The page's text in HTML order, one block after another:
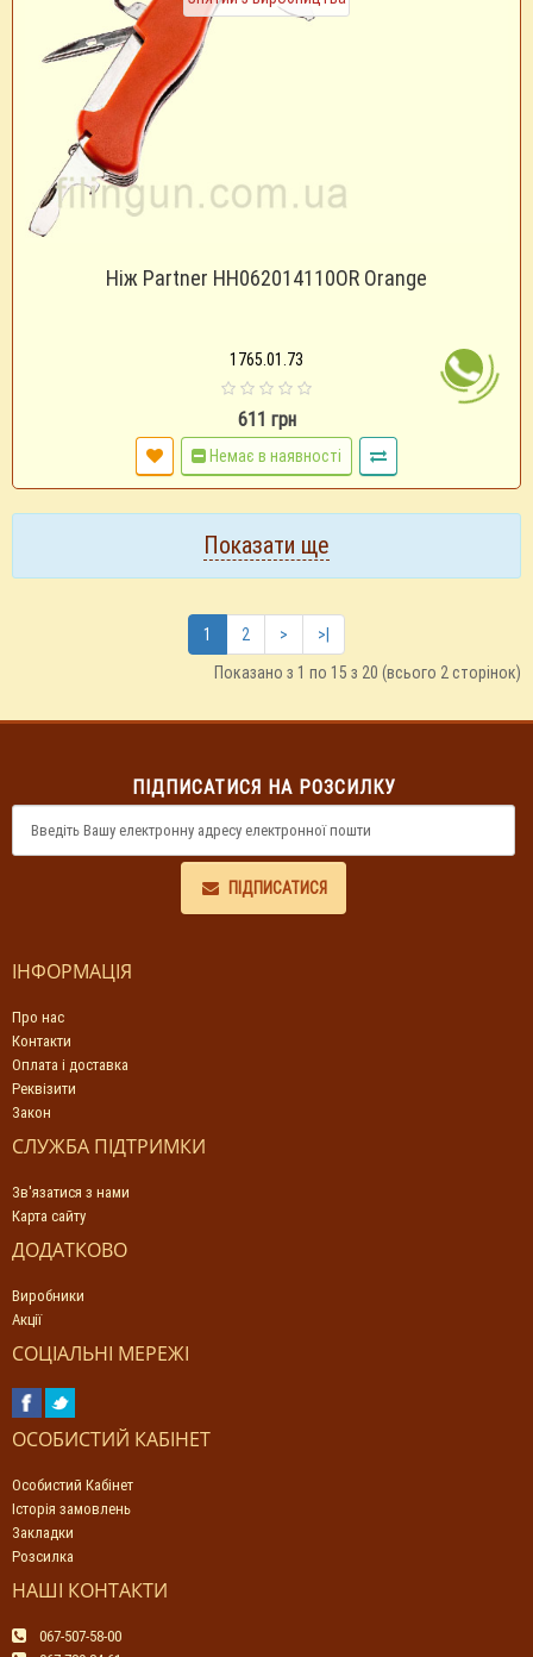
Ніж Partner HH062014110OR Orange
1765.01.73
611 грн
Немає в наявності
Показати ще
1 2 >
>|
Показано з 1 по 15 з 20 (всього 2 сторінок)
ПІДПИСАТИСЯ НА РОЗСИЛКУ
ПІДПИСАТИСЯ
ІНФОРМАЦІЯ
Про нас
Контакти
Оплата і доставка
Реквізити
Закон
СЛУЖБА ПІДТРИМКИ
Зв'язатися з нами
Карта сайту
ДОДАТКОВО
Виробники
Акції
СОЦІАЛЬНІ МЕРЕЖІ
ОСОБИСТИЙ КАБІНЕТ
Особистий Кабінет
Історія замовлень
Закладки
Розсилка
НАШІ КОНТАКТИ
067-507-58-00